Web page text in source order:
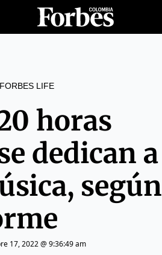
FORBES LIFE
horas
dedican a
según
17, 2022 @ 9:36:49 am